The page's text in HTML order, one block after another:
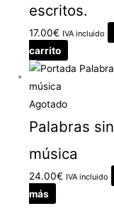
escritos.
17.00€ IVA incluido
carrito
Agotado
Palabras sin
música
24.00€ IVA incluido
más